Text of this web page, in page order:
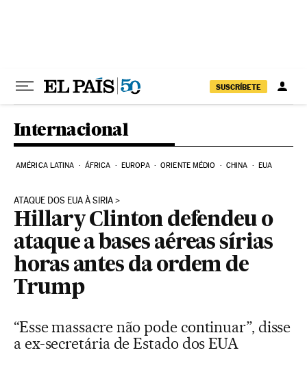
SUSCRÍBETE
Internacional
AMÉRICA LATINA ÁFRICA EUROPA ORIENTE MÉDIO CHINA EUA
ATAQUE DOS EUA À SIRIA
Hillary Clinton defendeu o
ataque a bases aéreas sírias
horas antes da ordem de
Trump
“Esse massacre não pode continuar”, disse
a ex-secretária de Estado dos EUA